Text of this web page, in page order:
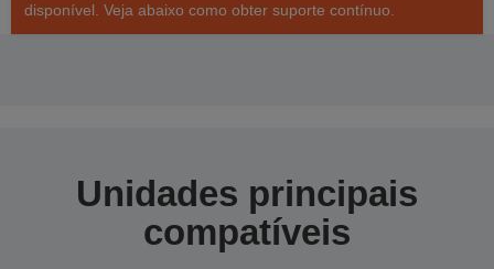
disponível. Veja abaixo como obter suporte contínuo.
Unidades principais
compatíveis